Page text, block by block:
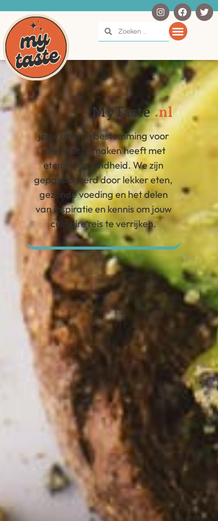
MyTaste .nl
jouw ultieme bestemming voor
alles wat te maken heeft met
eten en gezondheid. We zijn
gepassioneerd door lekker eten,
gezonde voeding en het delen
van inspiratie en kennis om jouw
culinaire reis te verrijken.